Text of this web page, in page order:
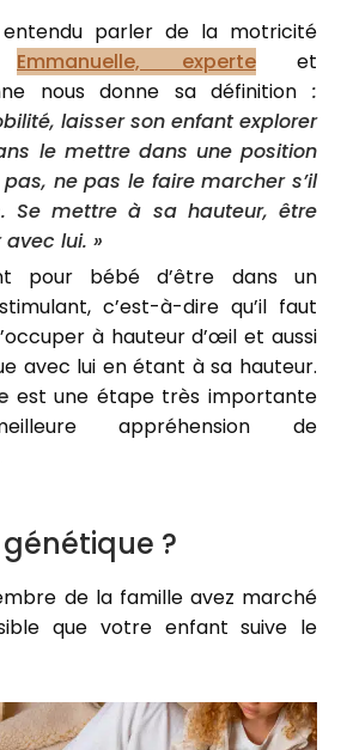
entendu parler de la motricité
Emmanuelle, experteet
nous donne sa définition :
laisser son enfant explorer
le mettre dans une position
ne pas le faire marcher s’il
Se mettre à sa hauteur, être
lui. »
pour bébé d’être dans un
c’est-à-dire qu’il faut
à hauteur d’œil et aussi
avec lui en étant à sa hauteur.
est une étape très importante
appréhension de
génétique ?
de la famille avez marché
que votre enfant suive le